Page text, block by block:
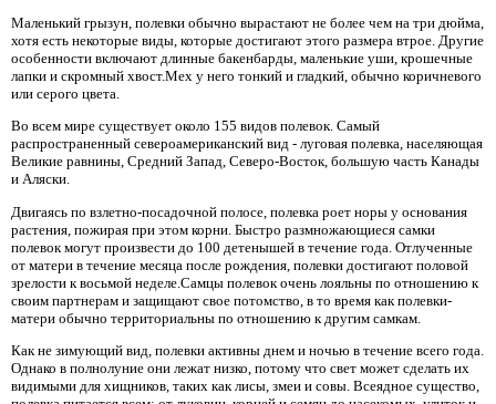
Маленький грызун, полевки обычно вырастают не более чем на три дюйма,
хотя есть некоторые виды, которые достигают этого размера втрое. Другие
особенности включают длинные бакенбарды, маленькие уши, крошечные
лапки и скромный хвост.Мех у него тонкий и гладкий, обычно коричневого
или серого цвета.
Во всем мире существует около 155 видов полевок. Самый
распространенный североамериканский вид - луговая полевка, населяющая
Великие равнины, Средний Запад, Северо-Восток, большую часть Канады
и Аляски.
Двигаясь по взлетно-посадочной полосе, полевка роет норы у основания
растения, пожирая при этом корни. Быстро размножающиеся самки
полевок могут произвести до 100 детенышей в течение года. Отлученные
от матери в течение месяца после рождения, полевки достигают половой
зрелости к восьмой неделе.Самцы полевок очень лояльны по отношению к
своим партнерам и защищают свое потомство, в то время как полевки-
матери обычно территориальны по отношению к другим самкам.
Как не зимующий вид, полевки активны днем ​​и ночью в течение всего года.
Однако в полнолуние они лежат низко, потому что свет может сделать их
видимыми для хищников, таких как лисы, змеи и совы. Всеядное существо,